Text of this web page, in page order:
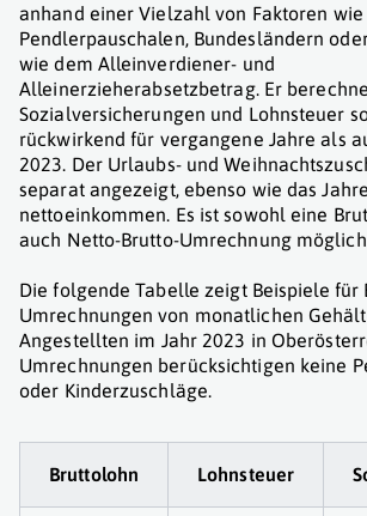
anhand einer Vielzahl von Faktoren wie
Pendlerpauschalen, Bundesländern
wie dem Alleinverdiener- und
Alleinerzieherabsetzbetrag. Er
Sozialversicherungen und Lohnsteuer
rückwirkend für vergangene Jahre als
2023. Der Urlaubs- und
separat angezeigt, ebenso wie das
nettoeinkommen. Es ist sowohl eine
auch Netto-Brutto-Umrechnung
Die folgende Tabelle zeigt Beispiele für
Umrechnungen von monatlichen
Angestellten im Jahr 2023 in
Umrechnungen berücksichtigen keine
oder Kinderzuschläge.
Bruttolohn Lohnsteuer